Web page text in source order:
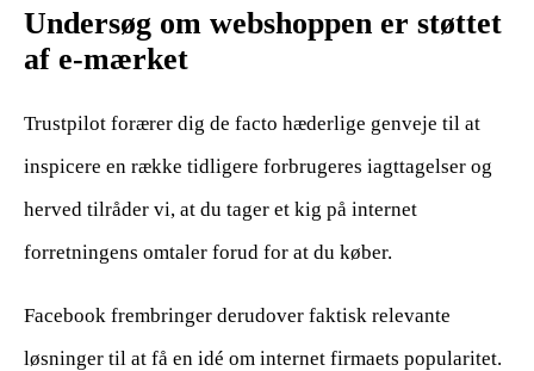
Undersøg om webshoppen er støttet
af e-mærket
Trustpilot forærer dig de facto hæderlige genveje til at
inspicere en række tidligere forbrugeres iagttagelser og
herved tilråder vi, at du tager et kig på internet
forretningens omtaler forud for at du køber.
Facebook frembringer derudover faktisk relevante
løsninger til at få en idé om internet firmaets popularitet.